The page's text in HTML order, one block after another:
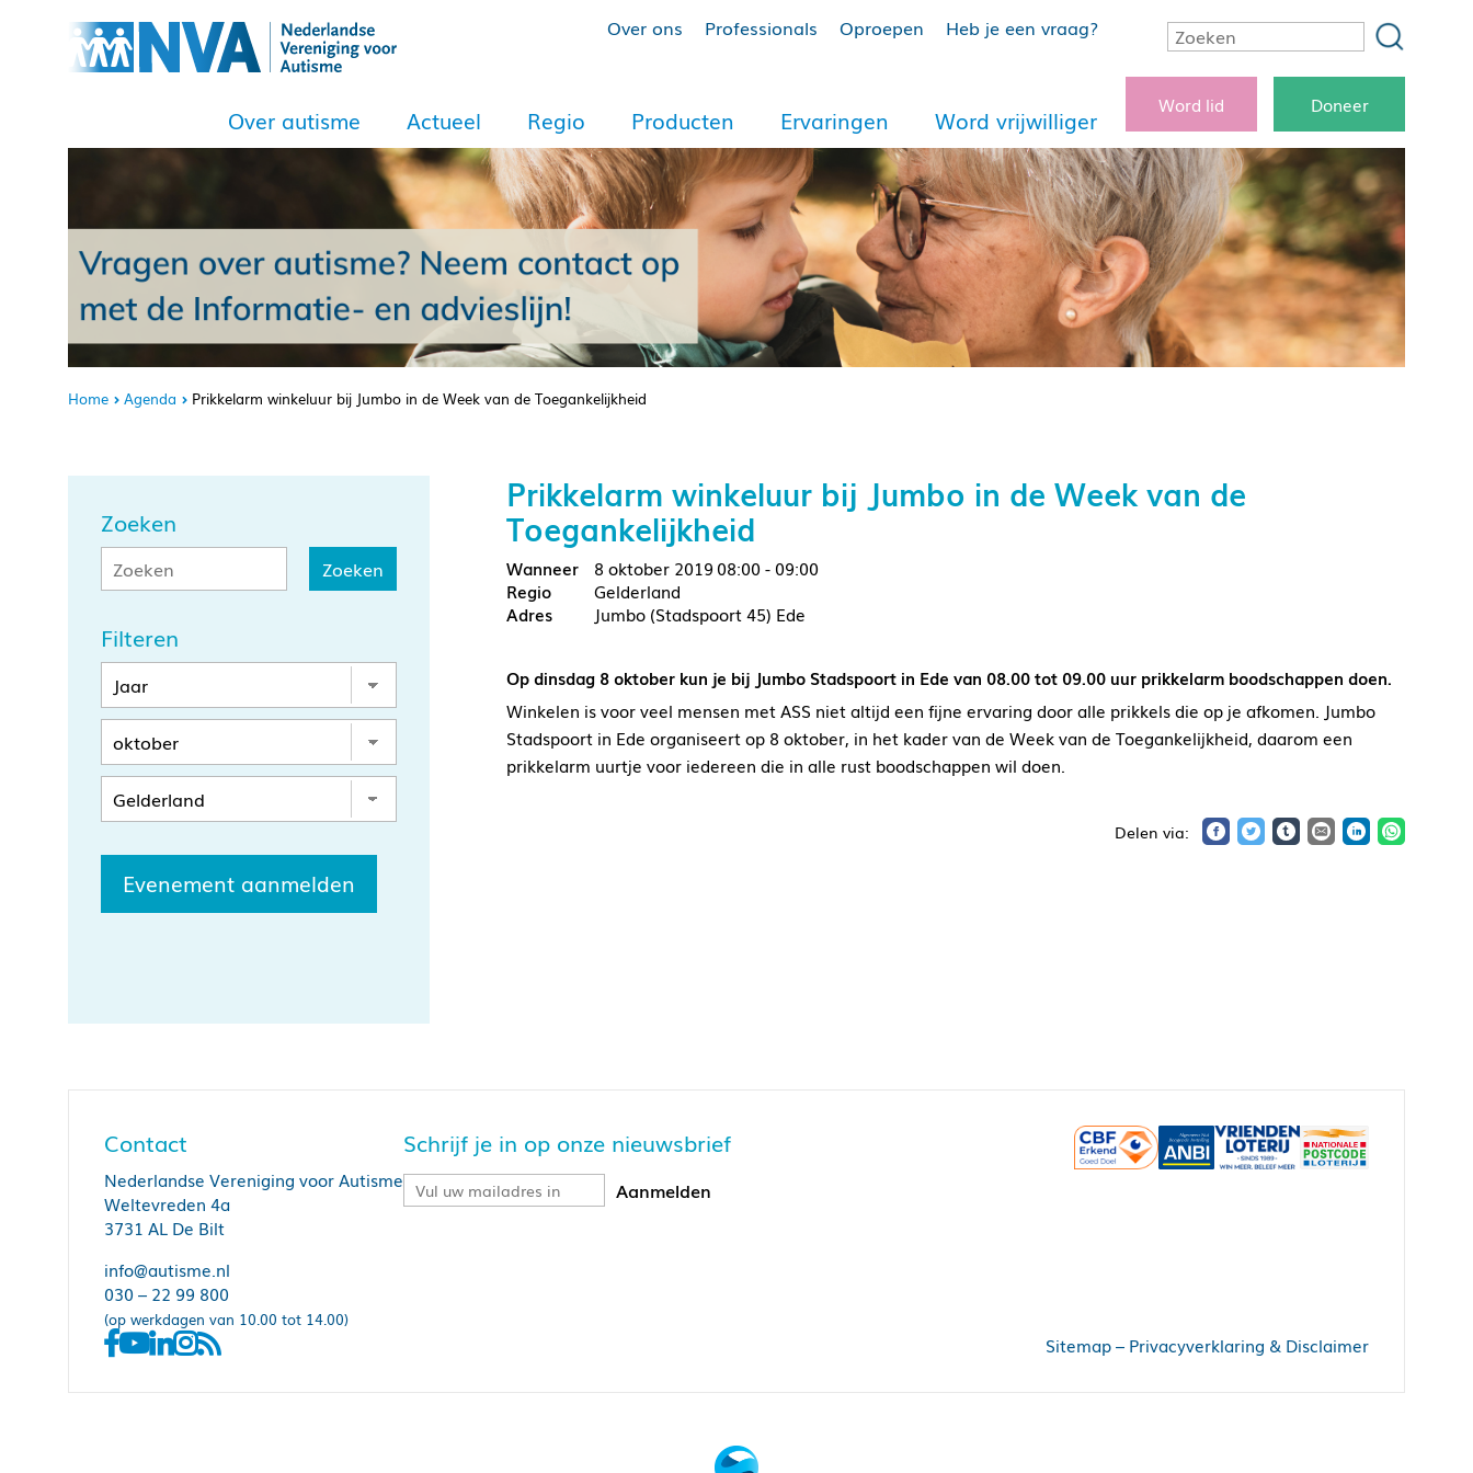
Over ons Professionals Oproepen Heb je een vraag?
Over autisme Actueel Regio Producten Ervaringen Word vrijwilliger
Word lid Doneer
Home Agenda Prikkelarm winkeluur bij Jumbo in de Week van de Toegankelijkheid
Zoeken
Filteren
Evenement aanmelden
Prikkelarm winkeluur bij Jumbo in de Week van de
Toegankelijkheid
8 oktober 2019 08:00 - 09:00
Gelderland
Jumbo (Stadspoort 45) Ede
Op dinsdag 8 oktober kun je bij Jumbo Stadspoort in Ede van 08.00 tot 09.00 uur prikkelarm boodschappen doen.
Winkelen is voor veel mensen met ASS niet altijd een fijne ervaring door alle prikkels die op je afkomen. Jumbo
Stadspoort in Ede organiseert op 8 oktober, in het kader van de Week van de Toegankelijkheid, daarom een
prikkelarm uurtje voor iedereen die in alle rust boodschappen wil doen.
Contact
Nederlandse Vereniging voor Autisme
Weltevreden 4a
3731 AL De Bilt
info@autisme.nl
030 – 22 99 800
(op werkdagen van 10.00 tot 14.00)
Schrijf je in op onze nieuwsbrief
Sitemap– Privacyverklaring & Disclaimer